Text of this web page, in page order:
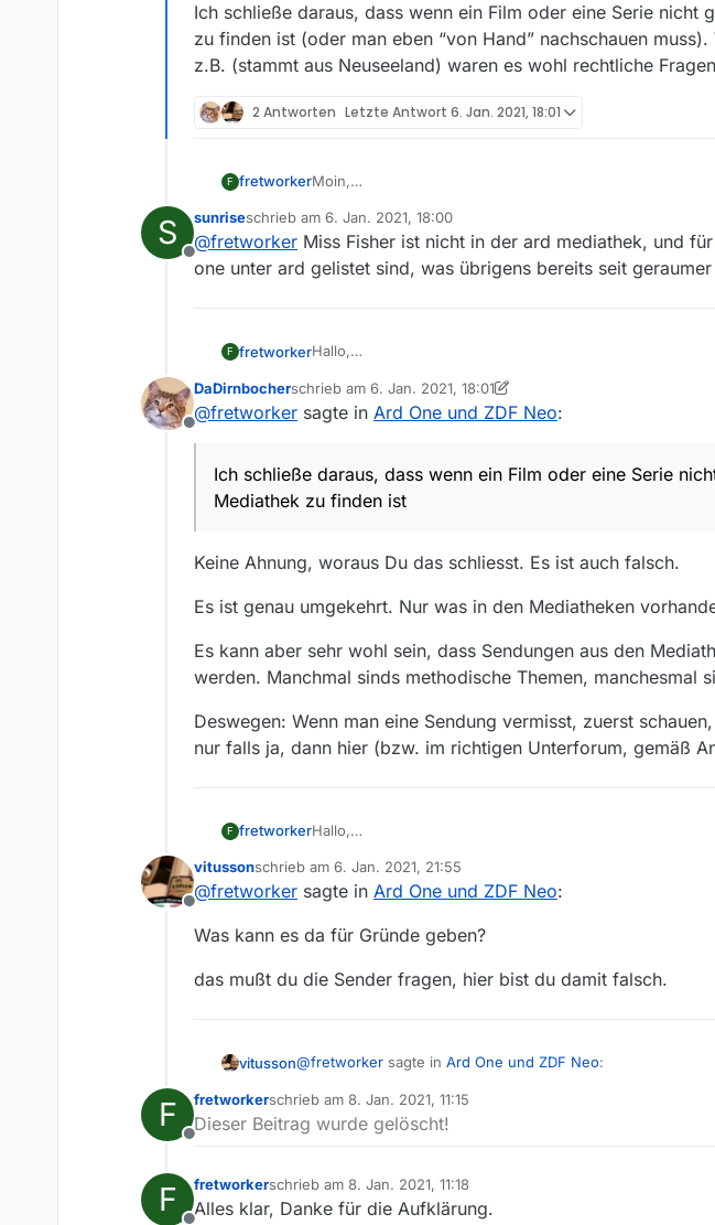
Ich schließe daraus, dass wenn ein Film oder eine Serie
zu finden ist (oder man eben “von Hand” nachschauen
z.B. (stammt aus Neuseeland) waren es wohl rechtliche
2 Antworten Letzte Antwort 6. Jan. 2021, 18:01
F fretworkerMoin,
gelistet waren. In der Senderliste erscheinen sie nicht,
liegt das und kommen sie irgendwann wieder?
Danke und Gruß
S
Offline
sunriseschrieb am 6. Jan. 2021, 18:00
zuletzt editiert von
@fretworker Miss Fisher ist nicht in der ard mediathek, und
one unter ard gelistet sind, was übrigens bereits seit
F fretworkerHallo,
offensichtlichen Sender.
@dadirnbocher sagte inArd One und ZDF Neo
Das war die Antwort, vielen Dank.
Ich schließe daraus, dass wenn ein Film oder eine Serie
finden ist (oder man eben “von Hand” nachschauen
Offline
DaDirnbocherschrieb am 6. Jan. 2021, 18:01
zuletzt editiert von DaDirnbocher
@fretworker sagte in Ard One und ZDF Neo:
Ich schließe daraus, dass wenn ein Film oder eine Serie
Mediathek zu finden ist
Keine Ahnung, woraus Du das schliesst. Es ist auch falsch.
Es ist genau umgekehrt. Nur was in den Mediatheken
Es kann aber sehr wohl sein, dass Sendungen aus den
werden. Manchmal sinds methodische Themen, manchesmal
Deswegen: Wenn man eine Sendung vermisst, zuerst
nur falls ja, dann hier (bzw. im richtigen Unterforum, gemäß
F fretworkerHallo,
offensichtlichen Sender.
@dadirnbochersagte in
@fretworkerONE ist unter ARD, ZDF Neo unter ZDF
Das war die Antwort, vielen Dank.
finden ist (oder man eben “von Hand” nachschauen
(stammt aus Neuseeland) waren es wohl rechtliche Fragen.
Offline
vitussonschrieb am 6. Jan. 2021, 21:55
zuletzt editiert von
@fretworker sagte in Ard One und ZDF Neo:
Was kann es da für Gründe geben?
das mußt du die Sender fragen, hier bist du damit falsch.
vitusson@fretworker sagte in Ard One und ZDF Neo:
Was kann es da für Gründe geben?
F
Offline
fretworkerschrieb am 8. Jan. 2021, 11:15
zuletzt editiert von
Dieser Beitrag wurde gelöscht!
F fretworkerschrieb am 8. Jan. 2021, 11:18
zuletzt editiert von
Alles klar, Danke für die Aufklärung.